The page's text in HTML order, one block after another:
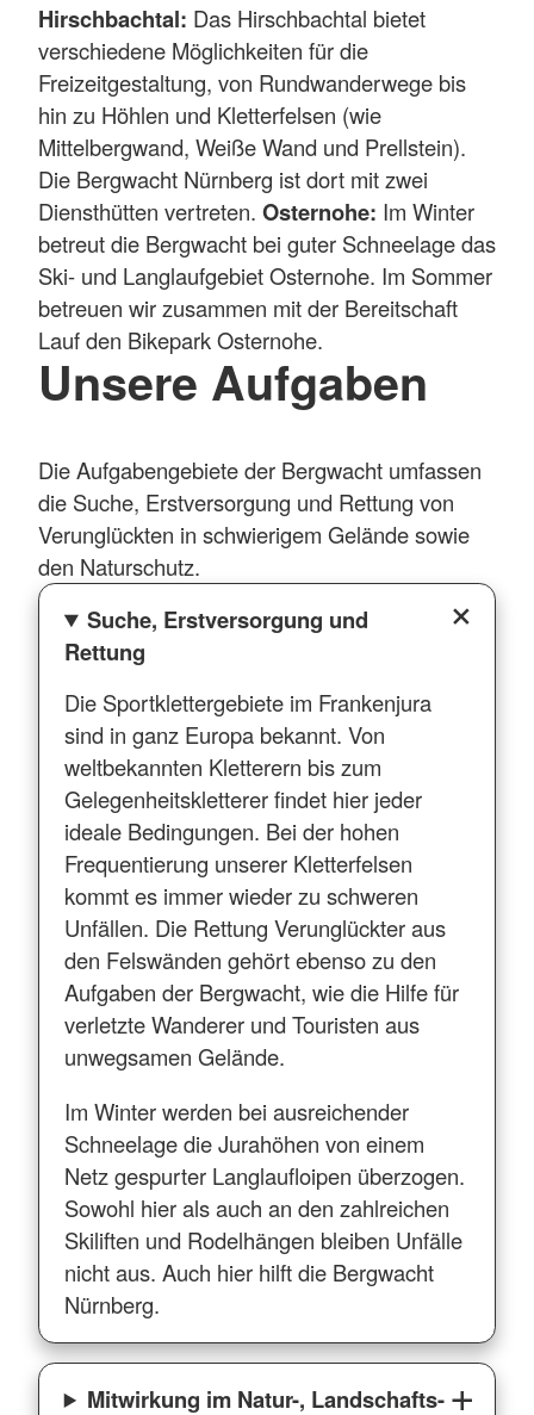
Hirschbachtal: Das Hirschbachtal bietet
verschiedene Möglichkeiten für die
Freizeitgestaltung, von Rundwanderwege bis
hin zu Höhlen und Kletterfelsen (wie
Mittelbergwand, Weiße Wand und Prellstein).
Die Bergwacht Nürnberg ist dort mit zwei
Diensthütten vertreten. Osternohe: Im Winter
betreut die Bergwacht bei guter Schneelage das
Ski- und Langlaufgebiet Osternohe. Im Sommer
betreuen wir zusammen mit der Bereitschaft
Lauf den Bikepark Osternohe.
Unsere Aufgaben
Die Aufgabengebiete der Bergwacht umfassen
die Suche, Erstversorgung und Rettung von
Verunglückten in schwierigem Gelände sowie
den Naturschutz.
Suche, Erstversorgung und
Rettung
Die Sportklettergebiete im Frankenjura
sind in ganz Europa bekannt. Von
weltbekannten Kletterern bis zum
Gelegenheitskletterer findet hier jeder
ideale Bedingungen. Bei der hohen
Frequentierung unserer Kletterfelsen
kommt es immer wieder zu schweren
Unfällen. Die Rettung Verunglückter aus
den Felswänden gehört ebenso zu den
Aufgaben der Bergwacht, wie die Hilfe für
verletzte Wanderer und Touristen aus
unwegsamen Gelände.
Im Winter werden bei ausreichender
Schneelage die Jurahöhen von einem
Netz gespurter Langlaufloipen überzogen.
Sowohl hier als auch an den zahlreichen
Skiliften und Rodelhängen bleiben Unfälle
nicht aus. Auch hier hilft die Bergwacht
Nürnberg.
Mitwirkung im Natur-, Landschafts-